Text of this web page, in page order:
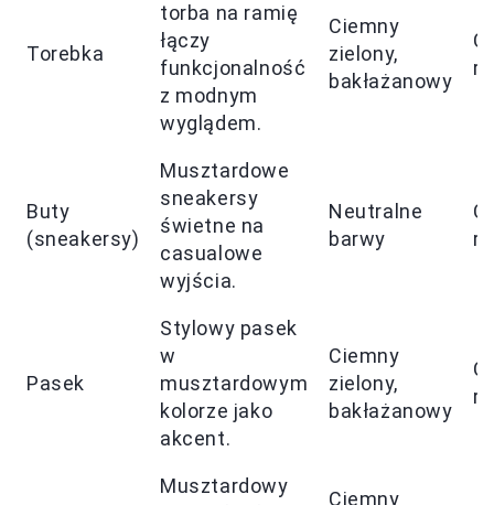
Torebka
torba na ramię
łączy
funkcjonalność
z modnym
wyglądem.
Ciemny
zielony,
bakłażanowy
Buty
(sneakersy)
Musztardowe
sneakersy
świetne na
casualowe
wyjścia.
Neutralne
barwy
Pasek
Stylowy pasek
w
musztardowym
kolorze jako
akcent.
Ciemny
zielony,
bakłażanowy
Musztardowy
Ciemny